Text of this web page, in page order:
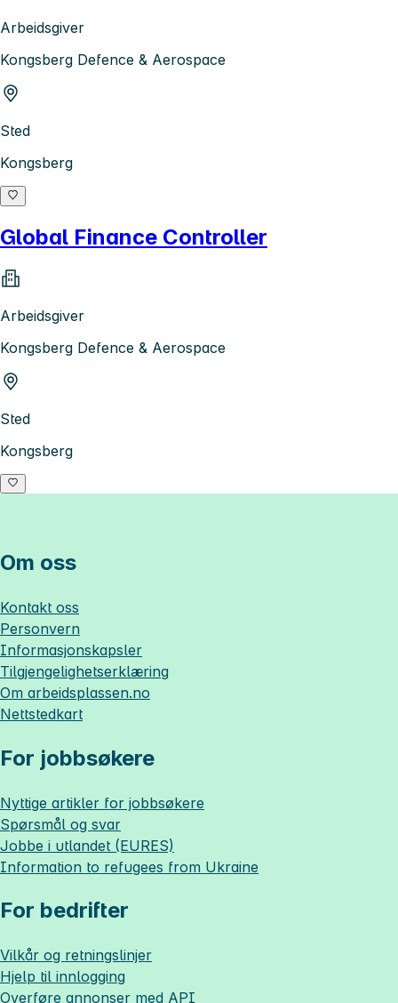
Arbeidsgiver
Kongsberg Defence & Aerospace
Sted
Kongsberg
Global Finance Controller
Arbeidsgiver
Kongsberg Defence & Aerospace
Sted
Kongsberg
Om oss
Kontakt oss
Personvern
Informasjonskapsler
Tilgjengelighetserklæring
Om arbeidsplassen.no
Nettstedkart
For jobbsøkere
Nyttige artikler for jobbsøkere
Spørsmål og svar
Jobbe i utlandet (EURES)
Information to refugees from Ukraine
For bedrifter
Vilkår og retningslinjer
Hjelp til innlogging
Overføre annonser med API